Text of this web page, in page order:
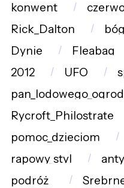
konwent
Rick_Dalton
bóg
Dynie
Fleabag
2012
UFO
Rycroft_Philostrate
pomoc_dzieciom
rapowy_styl
podróż_